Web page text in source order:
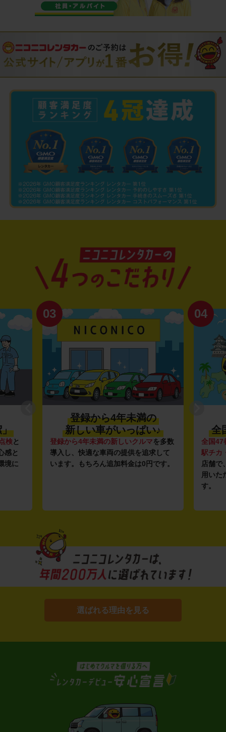
」
検と
感と
境に
03
登録から4年未満の
新しい車がいっぱい♪
登録から4年未満の新しいクルマを多数
導入し、快適な車両の提供を追求して
います。もちろん追加料金は0円です。
04
全
全国47
駅チカ
店舗で
用いた
す。
選ばれる理由を見る